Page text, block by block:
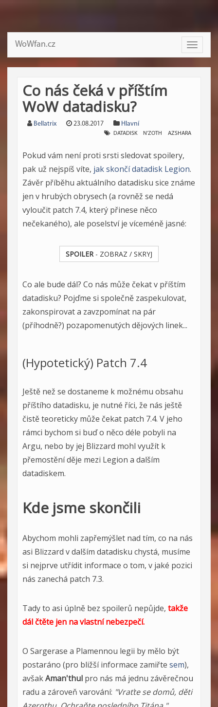
Toggle
WoWfan.cz
Co nás čeká v příštím
WoW datadisku?
Bellatrix 23.08.2017 Hlavní
DATADISK N'ZOTH AZSHARA
Pokud vám není proti srsti sledovat spoilery,
pak už nejspíš víte, jak skončí datadisk Legion.
Závěr příběhu aktuálního datadisku sice známe
jen v hrubých obrysech (a rovněž se nedá
vyloučit patch 7.4, který přinese něco
nečekaného), ale poselství je víceméně jasné:
SPOILER- ZOBRAZ / SKRYJ
Co ale bude dál? Co nás může čekat v příštím
datadisku? Pojďme si společně zaspekulovat,
zakonspirovat a zavzpomínat na pár
(příhodně?) pozapomenutých dějových linek...
(Hypotetický) Patch 7.4
Ještě než se dostaneme k možnému obsahu
příštího datadisku, je nutné říci, že nás ještě
čistě teoreticky může čekat patch 7.4. V jeho
rámci bychom si buď o něco déle pobyli na
Argu, nebo by jej Blizzard mohl využít k
přemostění děje mezi Legion a dalším
datadiskem.
Kde jsme skončili
Abychom mohli zapřemýšlet nad tím, co na nás
asi Blizzard v dalším datadisku chystá, musíme
si nejprve utřídit informace o tom, v jaké pozici
nás zanechá patch 7.3.
Tady to asi úplně bez spoilerů nepůjde, takže
dál čtěte jen na vlastní nebezpečí.
O Sargerase a Plamennou legii by mělo být
postaráno (pro bližší informace zamiřte sem),
avšakAman'thul pro nás má jednu závěrečnou
radu a zároveň varování: "Vraťte se domů, děti